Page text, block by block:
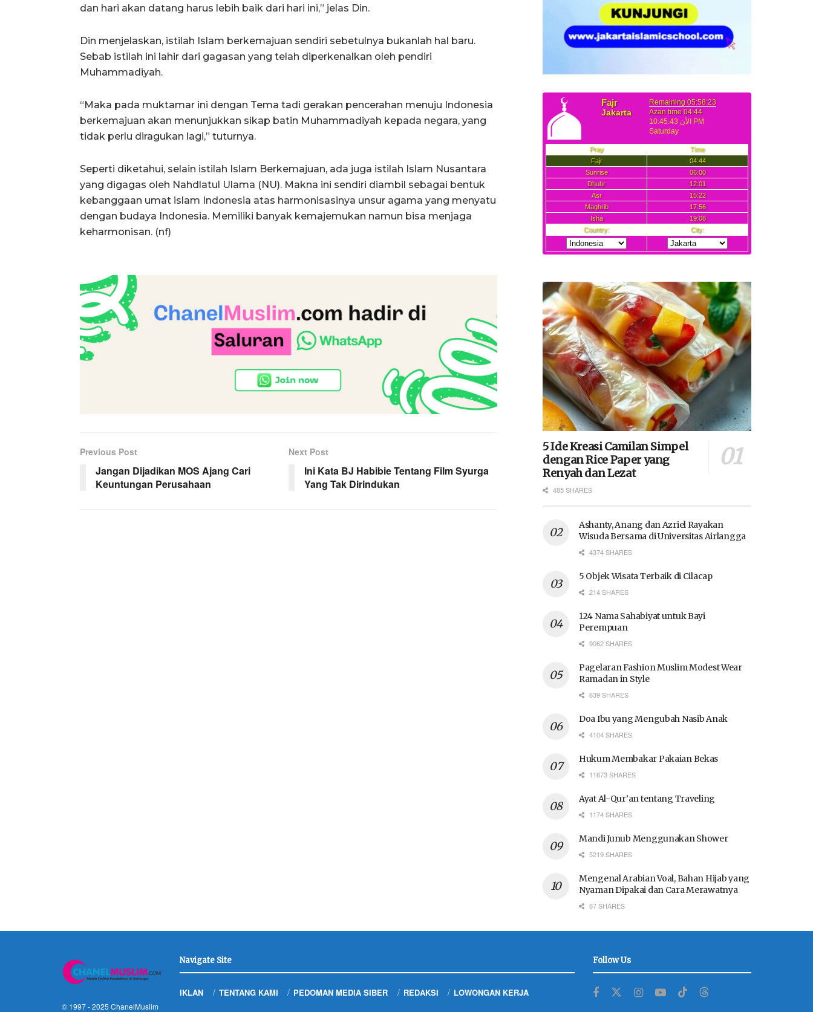
dan hari akan datang harus lebih baik dari hari ini,” jelas Din.
Din menjelaskan, istilah Islam berkemajuan sendiri sebetulnya bukanlah hal baru.
Sebab istilah ini lahir dari gagasan yang telah diperkenalkan oleh pendiri
Muhammadiyah.
“Maka pada muktamar ini dengan Tema tadi gerakan pencerahan menuju Indonesia
berkemajuan akan menunjukkan sikap batin Muhammadiyah kepada negara, yang
tidak perlu diragukan lagi,” tuturnya.
Seperti diketahui, selain istilah Islam Berkemajuan, ada juga istilah Islam Nusantara
yang digagas oleh Nahdlatul Ulama (NU). Makna ini sendiri diambil sebagai bentuk
kebanggaan umat islam Indonesia atas harmonisasinya unsur agama yang menyatu
dengan budaya Indonesia. Memiliki banyak kemajemukan namun bisa menjaga
keharmonisan. (nf)
Previous Post
Jangan Dijadikan MOS Ajang Cari
Keuntungan Perusahaan
Next Post
Ini Kata BJ Habibie Tentang Film Syurga
Yang Tak Dirindukan
5 Ide Kreasi Camilan Simpel
dengan Rice Paper yang
Renyah dan Lezat
485 SHARES
Ashanty, Anang dan Azriel Rayakan
Wisuda Bersama di Universitas Airlangga
4374 SHARES
5 Objek Wisata Terbaik di Cilacap
214 SHARES
124 Nama Sahabiyat untuk Bayi
Perempuan
9062 SHARES
Pagelaran Fashion Muslim Modest Wear
Ramadan in Style
639 SHARES
Doa Ibu yang Mengubah Nasib Anak
4104 SHARES
Hukum Membakar Pakaian Bekas
11673 SHARES
Ayat Al-Qur’an tentang Traveling
1174 SHARES
Mandi Junub Menggunakan Shower
5219 SHARES
Mengenal Arabian Voal, Bahan Hijab yang
Nyaman Dipakai dan Cara Merawatnya
67 SHARES
© 1997 - 2025 ChanelMuslim
Navigate Site
IKLAN TENTANG KAMI PEDOMAN MEDIA SIBER REDAKSI LOWONGAN KERJA
Follow Us